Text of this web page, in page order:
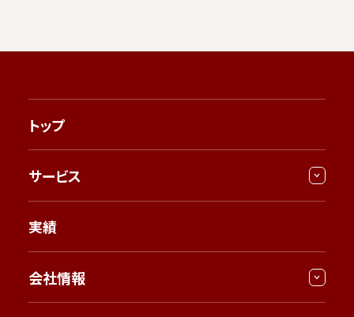
トップ
サービス
実績
会社情報